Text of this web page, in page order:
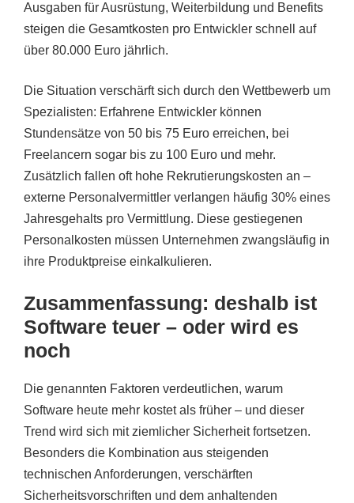
Ausgaben für Ausrüstung, Weiterbildung und Benefits
steigen die Gesamtkosten pro Entwickler schnell auf
über 80.000 Euro jährlich.
Die Situation verschärft sich durch den Wettbewerb um
Spezialisten: Erfahrene Entwickler können
Stundensätze von 50 bis 75 Euro erreichen, bei
Freelancern sogar bis zu 100 Euro und mehr.
Zusätzlich fallen oft hohe Rekrutierungskosten an –
externe Personalvermittler verlangen häufig 30% eines
Jahresgehalts pro Vermittlung. Diese gestiegenen
Personalkosten müssen Unternehmen zwangsläufig in
ihre Produktpreise einkalkulieren.
Zusammenfassung: deshalb ist
Software teuer – oder wird es
noch
Die genannten Faktoren verdeutlichen, warum
Software heute mehr kostet als früher – und dieser
Trend wird sich mit ziemlicher Sicherheit fortsetzen.
Besonders die Kombination aus steigenden
technischen Anforderungen, verschärften
Sicherheitsvorschriften und dem anhaltenden